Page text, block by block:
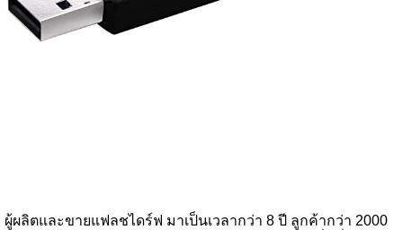
ผู้ผลิตและขายแฟลชไดร์ฟ มาเป็นเวลากว่า 8 ปี ลูกค้ากว่า 2000